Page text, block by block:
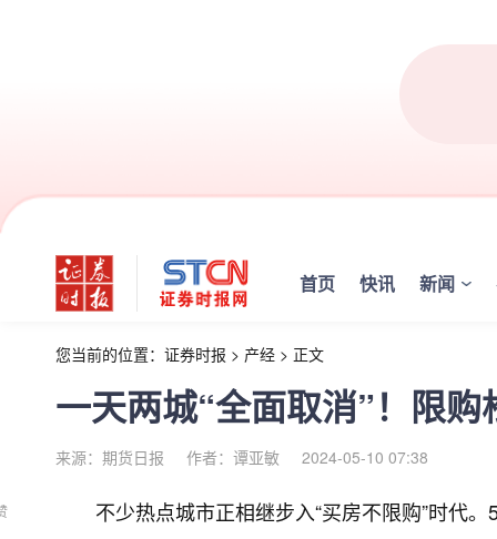
首页 快讯 新闻
您当前的位置： 证券时报 > 产经 > 正文
一天两城“全面取消”！限
来源：期货日报 作者：谭亚敏 2024-05-10 07:38
不少热点城市正相继步入“买房不限购”时代